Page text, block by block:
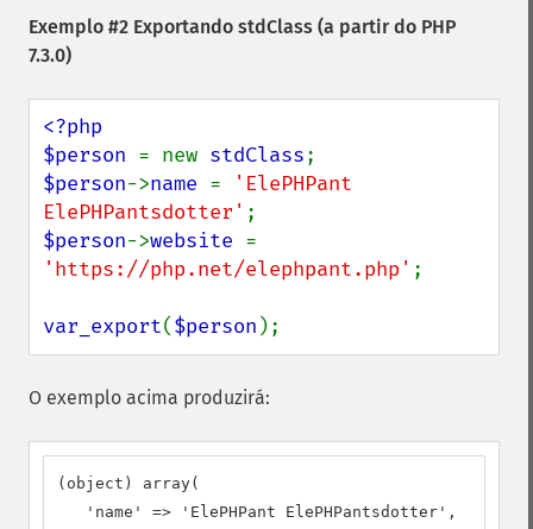
Exemplo #2 Exportando stdClass (a partir do PHP
7.3.0)
<?php
$person = new stdClass
$person->name =
'ElePHPant
ElePHPantsdotter'
$person->website
'https://php.net/elephpant.php' ;
var_export($person );
O exemplo acima produzirá:
(object) array(
   'name' => 'ElePHPant ElePHPantsdotter',